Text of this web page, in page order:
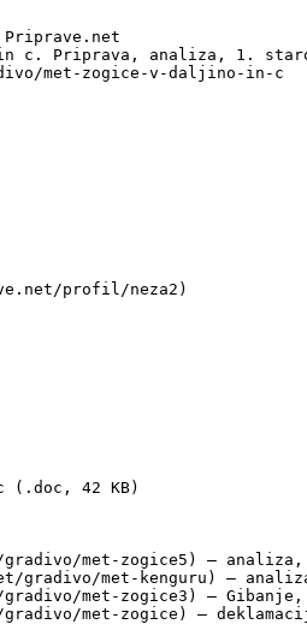
Priprava, analiza, 1.
met-zogice-v-daljino-in-c
profil/neza2)
42 KB)
met-zogice5) — analiza,
met-kenguru) —
met-zogice3) —
met-zogice) —